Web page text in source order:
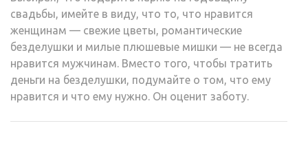
свадьбы, имейте в виду, что то, что нравится
женщинам — свежие цветы, романтические
безделушки и милые плюшевые мишки — не всегда
нравится мужчинам. Вместо того, чтобы тратить
деньги на безделушки, подумайте о том, что ему
нравится и что ему нужно. Он оценит заботу.